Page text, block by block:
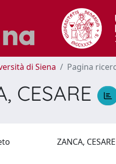
di Siena Pagina
CESARE
ZANCA, CESARE